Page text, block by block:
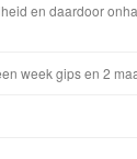
en daardoor
week gips en 2